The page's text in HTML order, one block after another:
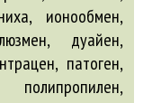
ионообмен,
дуайен,
, патоген,